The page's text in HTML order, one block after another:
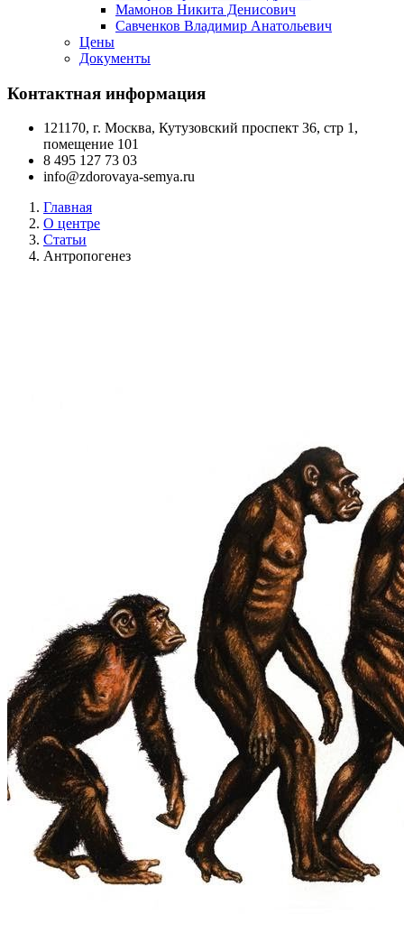
Мамонов Никита Денисович
Савченков Владимир Анатольевич
Цены
Документы
Контактная информация
121170, г. Москва, Кутузовский проспект 36, стр 1,
помещение 101
‪8 495 127 73 03
info@zdorovaya-semya.ru
Главная
О центре
Статьи
Антропогенез